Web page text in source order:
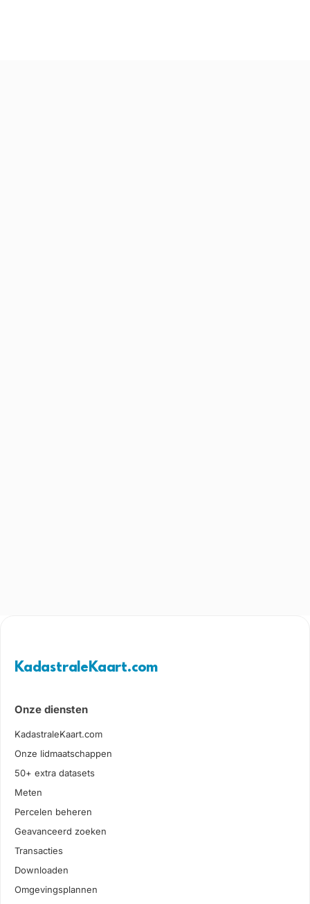
KadastraleKaart.com
Onze diensten
KadastraleKaart.com
Onze lidmaatschappen
50+ extra datasets
Meten
Percelen beheren
Geavanceerd zoeken
Transacties
Downloaden
Omgevingsplannen